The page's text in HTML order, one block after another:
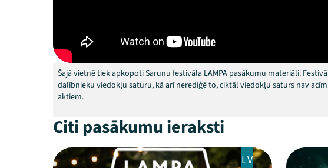
Šajā vietnē tiek apkopoti Sarunu festivāla LAMPA pasākumu materiāli.
dalībnieku viedokļu saturu, kā arī nerediģē to, ciktāl viedokļu saturs nav
aktiem.
Citi pasākumu ieraksti
LV